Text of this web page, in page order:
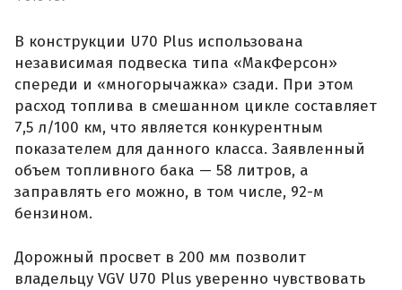
В конструкции U70 Plus использована
независимая подвеска типа «МакФерсон»
спереди и «многорычажка» сзади. При этом
расход топлива в смешанном цикле составляет
7,5 л/100 км, что является конкурентным
показателем для данного класса. Заявленный
объем топливного бака — 58 литров, а
заправлять его можно, в том числе, 92-м
бензином.
Дорожный просвет в 200 мм позволит
владельцу VGV U70 Plus уверенно чувствовать